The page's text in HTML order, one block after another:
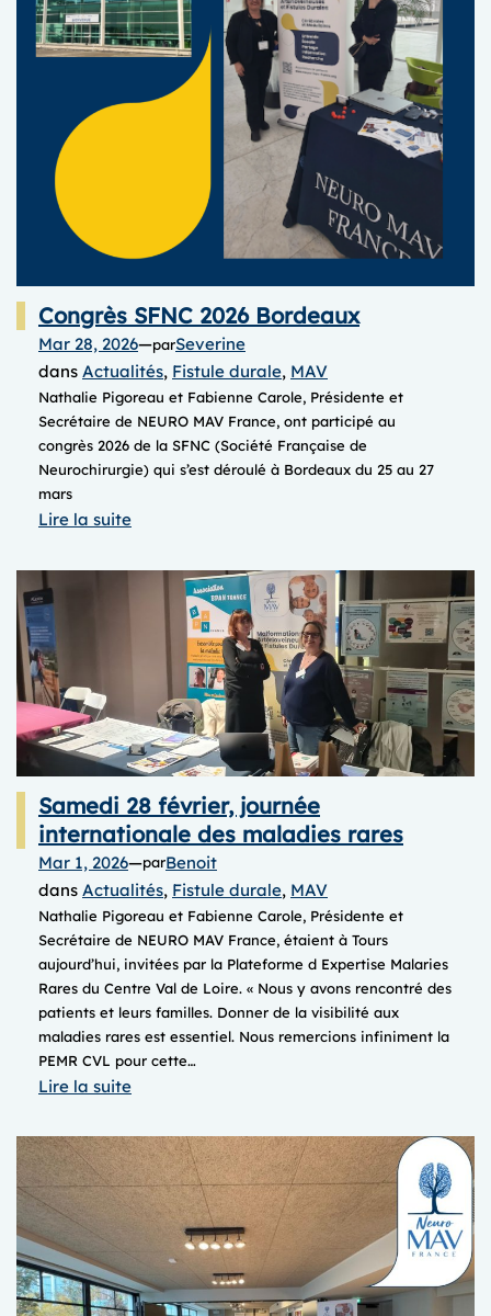
Congrès SFNC 2026 Bordeaux
Mar 28, 2026—parSeverine
dans Actualités, Fistule durale, MAV
Nathalie Pigoreau et Fabienne Carole, Présidente et
Secrétaire de NEURO MAV France, ont participé au
congrès 2026 de la SFNC (Société Française de
Neurochirurgie) qui s’est déroulé à Bordeaux du 25 au 27
mars
Lire la suite:
SFNC
Bordeaux
Samedi 28 février, journée
internationale des maladies rares
Mar 1, 2026—parBenoit
dans Actualités, Fistule durale, MAV
Nathalie Pigoreau et Fabienne Carole, Présidente et
Secrétaire de NEURO MAV France, étaient à Tours
aujourd’hui, invitées par la Plateforme d Expertise Malaries
Rares du Centre Val de Loire. « Nous y avons rencontré des
patients et leurs familles. Donner de la visibilité aux
maladies rares est essentiel. Nous remercions infiniment la
PEMR CVL pour cette…
Lire la suite:
28
février,
journée
internationale
maladies
rares